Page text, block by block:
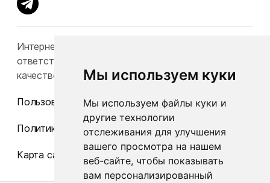
Мы используем куки
Мы используем файлы куки и
другие технологии
отслеживания для улучшения
вашего просмотра на нашем
веб-сайте, чтобы показывать
вам персонализированный
Интернет-каталог Babylook.by не несет
ответственность за конечную стоимость и
качество товаров.
Пользовательское соглашение
Политика конфиденциальности
Карта сайта